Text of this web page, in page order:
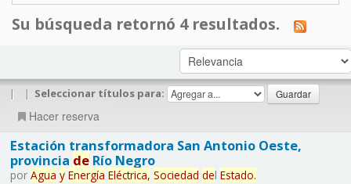
Su búsqueda retornó 4 resultados.
| | Seleccionar títulos para:
Hacer reserva
Estación transformadora San Antonio Oeste,
provincia deRío Negro
por Agua y Energía Eléctrica, Sociedad del Estado.